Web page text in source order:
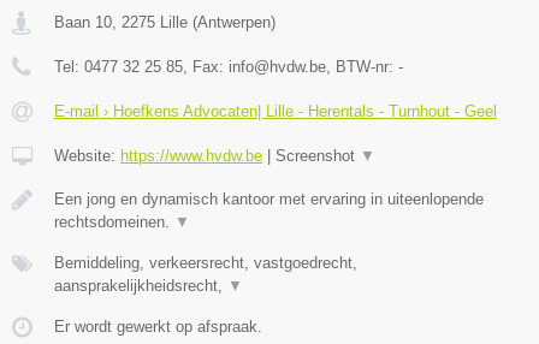
Baan 10 2275 Lille (Antwerpen)
Tel: 0477 32 25 85 , Fax: info@hvdw.be , BTW-nr: -
E-mail › Hoefkens Advocaten| Lille - Herentals - Turnhout - Geel
Website: https://www.hvdw.be Screenshot ▼
Een jong en dynamisch kantoor met ervaring in uiteenlopende
rechtsdomeinen.
▼
Bemiddeling, verkeersrecht, vastgoedrecht,
aansprakelijkheidsrecht,
▼
Er wordt gewerkt op afspraak.